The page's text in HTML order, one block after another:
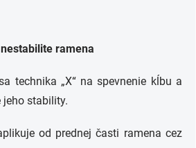
ramena
technika „X“ na spevnenie kĺbu a
jeho stability.
od prednej časti ramena cez